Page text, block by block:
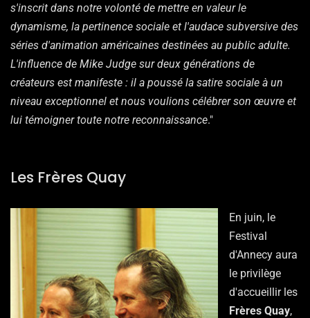
s'inscrit dans notre volonté de mettre en valeur le
dynamisme, la pertinence sociale et l'audace subversive des
séries d'animation américaines destinées au public adulte.
L'influence de Mike Judge sur deux générations de
créateurs est manifeste : il a poussé la satire sociale à un
niveau exceptionnel et nous voulions célébrer son œuvre et
lui témoigner toute notre reconnaissance."
Les Frères Quay
En juin, le
Festival
d'Annecy aura
le privilège
d'accueillir les
Frères Quay,